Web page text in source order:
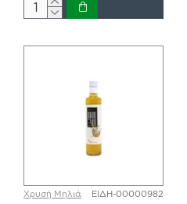
Χρυσή Μηλιά ΕΙΔΗ-00000982